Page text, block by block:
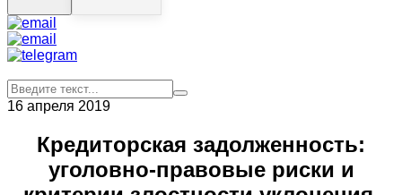
16 апреля 2019
Кредиторская задолженность:
уголовно-правовые риски и